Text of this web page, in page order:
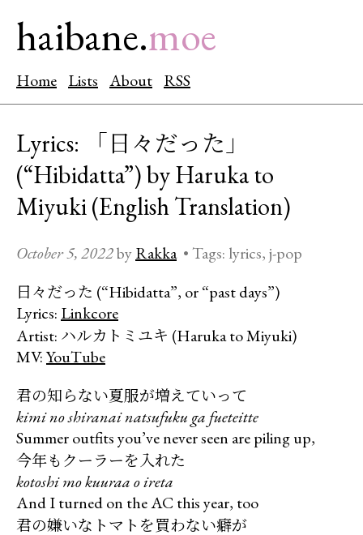
haibane.moe
Home Lists About RSS
Lyrics: 「日々だった」
(“Hibidatta”) by Haruka to
Miyuki (English Translation)
October 5, 2022byRakka •Tags: lyrics j-pop
日々だった (“Hibidatta”, or “past days”)
Lyrics: Linkcore
Artist: ハルカトミユキ (Haruka to Miyuki)
MV:YouTube
君の知らない夏服が増えていって
kimi no shiranai natsufuku ga fueteitte
今年もクーラーを入れた
kotoshi mo kuuraa o ireta
君の嫌いなトマトを買わない癖が